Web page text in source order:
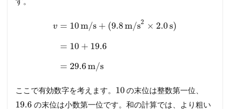
v = 10m/s + (9.8m/s2 × 2.0s)
= 10 + 19.6
= 29.6m/s
ここで有効数字を考えます。 10の末位は整数第一位、
19.6 の末位は小数第一位です。和の計算では、より粗い